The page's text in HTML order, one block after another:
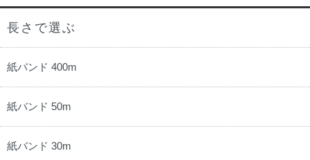
長さで選ぶ
紙バンド 400m
紙バンド 50m
紙バンド 30m